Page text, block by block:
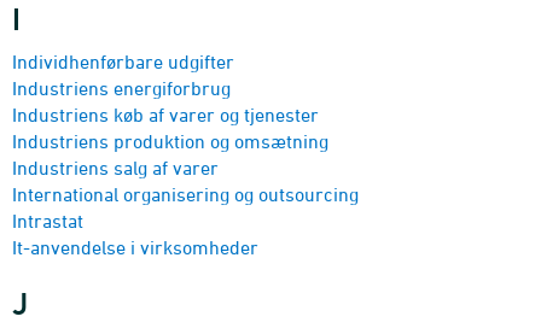
I
Individhenførbare udgifter
Industriens energi­forbrug
Industriens køb af varer og tjenester
Industriens produktion og omsætning
Industriens salg af varer
International organisering og outsourcing
Intrastat
It-anvendelse i virksomheder
J